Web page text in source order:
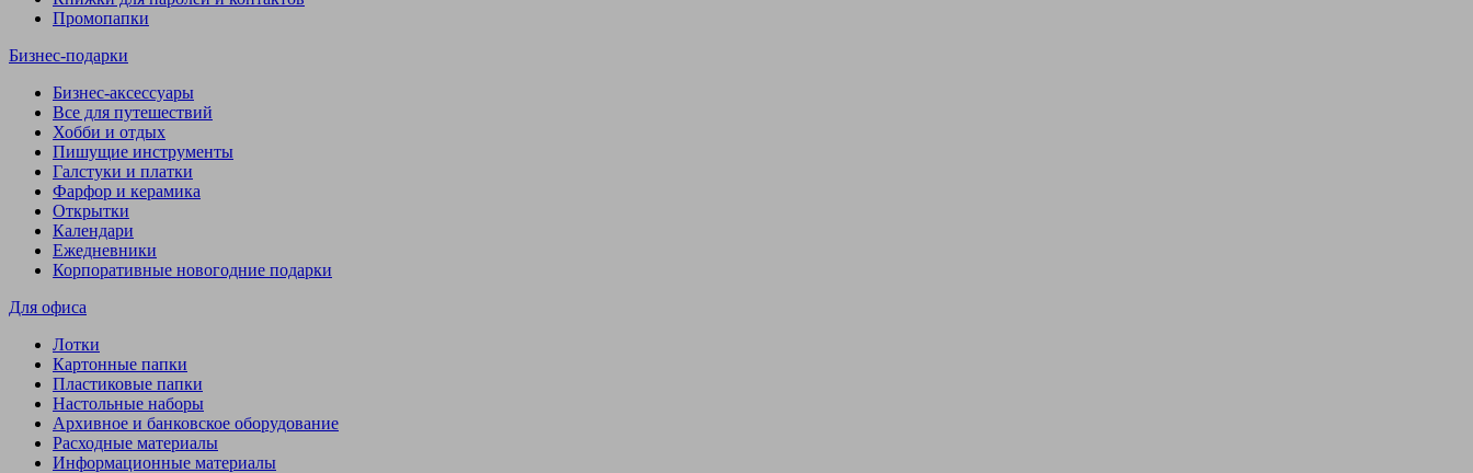
Промопапки
Бизнес-подарки
Бизнес-аксессуары
Все для путешествий
Хобби и отдых
Пишущие инструменты
Галстуки и платки
Фарфор и керамика
Открытки
Календари
Ежедневники
Корпоративные новогодние подарки
Для офиса
Лотки
Картонные папки
Пластиковые папки
Настольные наборы
Архивное и банковское оборудование
Расходные материалы
Информационные материалы